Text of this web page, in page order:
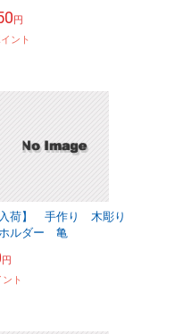
円
ント
入荷】 手作り 木彫り
ルダー 亀
円
ト